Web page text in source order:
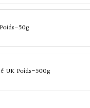
50g
UK Poids-500g